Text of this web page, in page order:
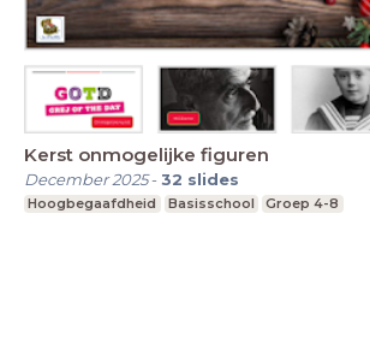
Kerst onmogelijke figuren
December 2025-32 slides
Hoogbegaafdheid Basisschool Groep 4-8